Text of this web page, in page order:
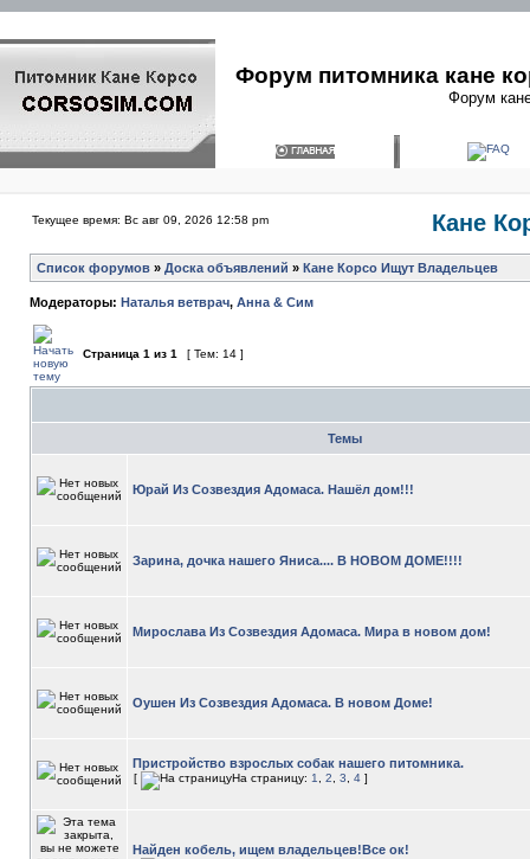
Форум питомника кане
Форум
Текущее время: Вс авг 09, 2026 12:58 pm Кане
Список форумов » Доска объявлений » Кане Корсо Ищут Владельцев
Модераторы: Наталья ветврач, Анна & Сим
Страница 1 из 1 [ Тем: 14 ]
Темы
Юрай Из Созвездия Адомаса. Нашёл дом!!!
Зарина, дочка нашего Яниса.... В НОВОМ ДОМЕ!!!!
Мирослава Из Созвездия Адомаса. Мира в новом дом!
Оушен Из Созвездия Адомаса. В новом Доме!
Пристройство взрослых собак нашего питомника.
[ На страницу: 1 2 3 4 ]
Найден кобель, ищем владельцев!Все ок!